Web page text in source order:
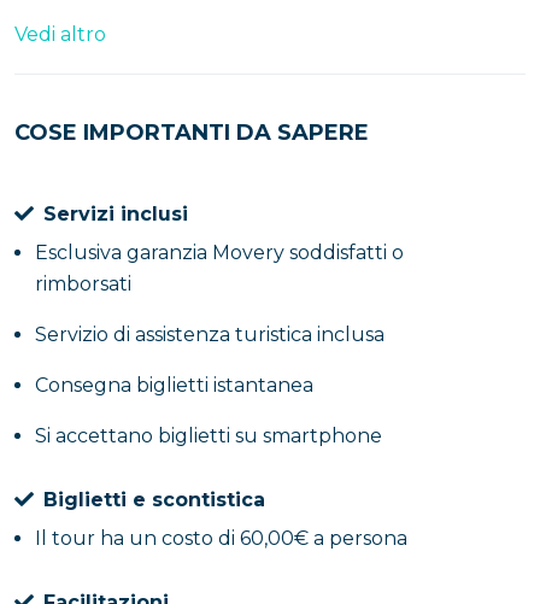
Vedi altro
COSE IMPORTANTI DA SAPERE
Servizi inclusi
Esclusiva garanzia Movery soddisfatti o
rimborsati
Servizio di assistenza turistica inclusa
Consegna biglietti istantanea
Si accettano biglietti su smartphone
Biglietti e scontistica
Il tour ha un costo di 60,00€ a persona